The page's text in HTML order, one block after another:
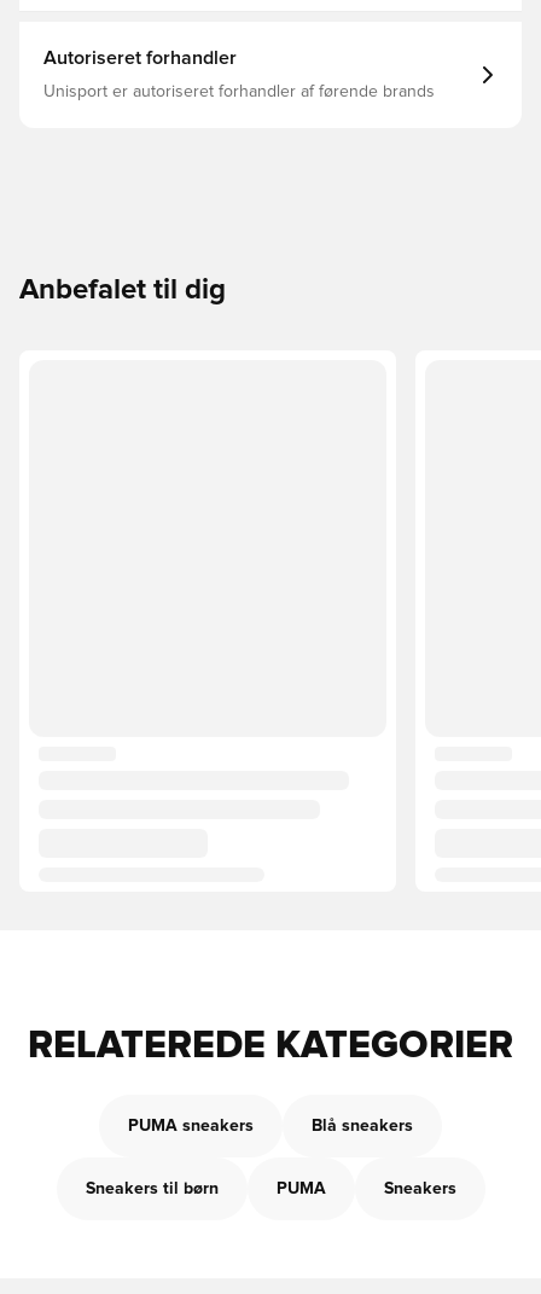
Autoriseret forhandler
Unisport er autoriseret forhandler af førende brands
Anbefalet til dig
RELATEREDE KATEGORIER
PUMA sneakers Blå sneakers
Sneakers til børn PUMA Sneakers